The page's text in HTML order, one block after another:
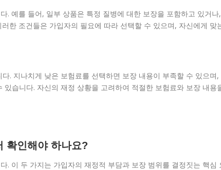
. 예를 들어, 일부 상품은 특정 질병에 대한 보장을 포함하고 있거나,
한 조건들은 가입자의 필요에 따라 선택할 수 있으며, 자신에게 맞
. 지나치게 낮은 보험료를 선택하면 보장 내용이 부족할 수 있으며,
습니다. 자신의 재정 상황을 고려하여 적절한 보험료와 보장 내용
확인해야 하나요?
. 이 두 가지는 가입자의 재정적 부담과 보장 범위를 결정짓는 핵심